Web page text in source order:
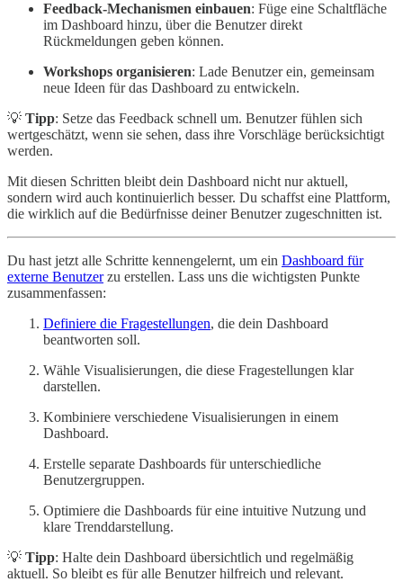
Feedback-Mechanismen einbauen: Füge eine Schaltfläche
im Dashboard hinzu, über die Benutzer direkt
Rückmeldungen geben können.
Workshops organisieren: Lade Benutzer ein, gemeinsam
neue Ideen für das Dashboard zu entwickeln.
💡 Tipp: Setze das Feedback schnell um. Benutzer fühlen sich
wertgeschätzt, wenn sie sehen, dass ihre Vorschläge berücksichtigt
werden.
Mit diesen Schritten bleibt dein Dashboard nicht nur aktuell,
sondern wird auch kontinuierlich besser. Du schaffst eine Plattform,
die wirklich auf die Bedürfnisse deiner Benutzer zugeschnitten ist.
Du hast jetzt alle Schritte kennengelernt, um ein Dashboard für
externe Benutzerzu erstellen. Lass uns die wichtigsten Punkte
zusammenfassen:
Definiere die Fragestellungen, die dein Dashboard
beantworten soll.
Wähle Visualisierungen, die diese Fragestellungen klar
darstellen.
Kombiniere verschiedene Visualisierungen in einem
Dashboard.
Erstelle separate Dashboards für unterschiedliche
Benutzergruppen.
Optimiere die Dashboards für eine intuitive Nutzung und
klare Trenddarstellung.
💡 Tipp: Halte dein Dashboard übersichtlich und regelmäßig
aktuell. So bleibt es für alle Benutzer hilfreich und relevant.